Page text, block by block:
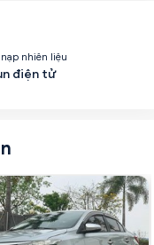
nhiên liệu
điện tử